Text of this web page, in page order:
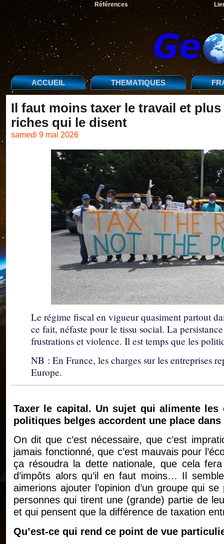
Références
ACCUEIL THEMATIQUES
Il faut moins taxer le travail et
riches qui le disent
samedi 9 mai 2026
Le régime fiscal en vigueur quasiment partout
ce fait, néfaste pour le tissu social. La
frustrations et violence. Il est temps que les
NB : En France, les charges sur les entreprises
Europe.
Taxer le capital. Un sujet qui alimente
politiques belges accordent une place
On dit que c’est nécessaire, que c’est
jamais fonctionné, que c’est mauvais pour
ça résoudra la dette nationale, que cela
d’impôts alors qu’il en faut moins… Il
aimerions ajouter l’opinion d’un groupe qui
personnes qui tirent une (grande) partie de
et qui pensent que la différence de taxation
Qu’est-ce qui rend ce point de vue